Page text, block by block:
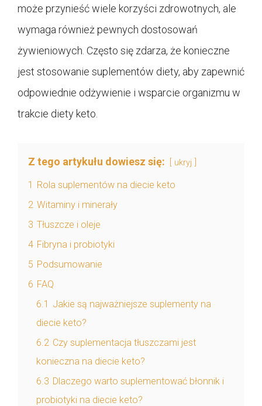
może przynieść wiele korzyści zdrowotnych, ale
wymaga również pewnych dostosowań
żywieniowych. Często się zdarza, że konieczne
jest stosowanie suplementów diety, aby zapewnić
odpowiednie odżywienie i wsparcie organizmu w
trakcie diety keto.
Z tego artykułu dowiesz się: ukryj
1 Rola suplementów na diecie keto
2 Witaminy i minerały
3 Tłuszcze i oleje
4 Fibryna i probiotyki
5 Podsumowanie
6 FAQ
6.1 Jakie są najważniejsze suplementy na
diecie keto?
6.2 Czy suplementacja tłuszczami jest
konieczna na diecie keto?
6.3 Dlaczego warto suplementować błonnik i
probiotyki na diecie keto?